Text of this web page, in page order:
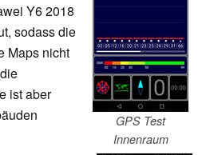
GPS Test
Innenraum
Y6 2018
sodass die
Maps nicht
ist aber